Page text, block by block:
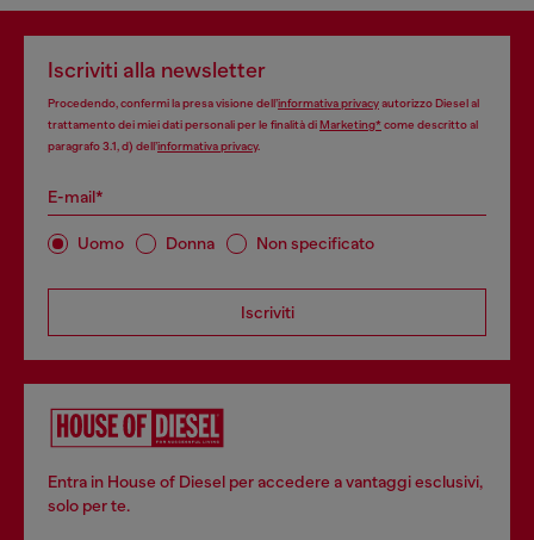
Iscriviti alla newsletter
Procedendo, confermi la presa visione dell’informativa privacyautorizzo Diesel al
trattamento dei miei dati personali per le finalità diMarketing*come descritto al
paragrafo 3.1, d) dell’informativa privacy.
E-mail*
Uomo Donna Non specificato
Iscriviti
Entra in House of Diesel per accedere a vantaggi esclusivi,
solo per te.